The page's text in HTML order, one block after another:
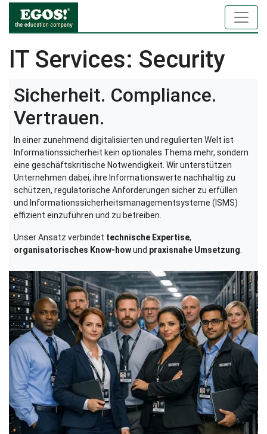
IT Services: Security
Sicherheit. Compliance.
Vertrauen.
In einer zunehmend digitalisierten und regulierten Welt ist
Informationssicherheit kein optionales Thema mehr, sondern
eine geschäftskritische Notwendigkeit. Wir unterstützen
Unternehmen dabei, ihre Informationswerte nachhaltig zu
schützen, regulatorische Anforderungen sicher zu erfüllen
und Informationssicherheitsmanagementsysteme (ISMS)
effizient einzuführen und zu betreiben.
Unser Ansatz verbindet technische Expertise,
organisatorisches Know‑howund praxisnahe Umsetzung